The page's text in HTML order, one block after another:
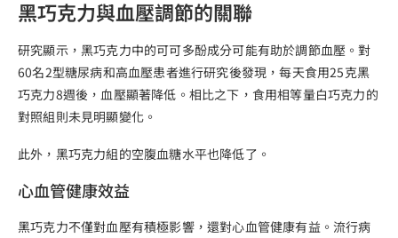
黑巧克力與血壓調節的關聯
研究顯示，黑巧克力中的可可多酚成分可能有助於調節血壓。對
60名2型糖尿病和高血壓患者進行研究後發現，每天食用25克黑
巧克力8週後，血壓顯著降低。相比之下，食用相等量白巧克力的
對照組則未見明顯變化。
此外，黑巧克力組的空腹血糖水平也降低了。
心血管健康效益
黑巧克力不僅對血壓有積極影響，還對心血管健康有益。流行病